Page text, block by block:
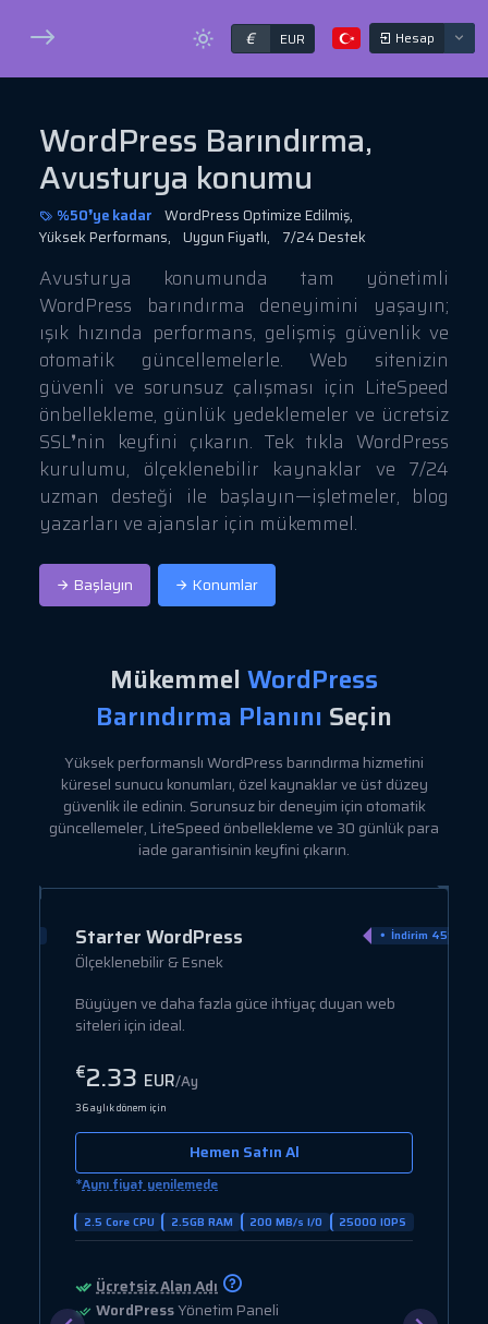
€ EUR Hesap
WordPress Barındırma,
Avusturya konumu
%50❜ye kadar WordPress Optimize Edilmiş,
Yüksek Performans,
Uygun Fiyatlı, 7/24 Destek
Avusturya konumunda tam yönetimli
WordPress barındırma deneyimini yaşayın;
ışık hızında performans, gelişmiş güvenlik ve
otomatik güncellemelerle. Web sitenizin
güvenli ve sorunsuz çalışması için LiteSpeed
önbellekleme, günlük yedeklemeler ve ücretsiz
SSL❜nin keyfini çıkarın. Tek tıkla WordPress
kurulumu, ölçeklenebilir kaynaklar ve 7/24
uzman desteği ile başlayın—işletmeler, blog
yazarları ve ajanslar için mükemmel.
Başlayın Konumlar
Mükemmel WordPress
Barındırma Planını Seçin
Yüksek performanslı WordPress barındırma hizmetini
küresel sunucu konumları, özel kaynaklar ve üst düzey
güvenlik ile edinin. Sorunsuz bir deneyim için otomatik
güncellemeler, LiteSpeed önbellekleme ve 30 günlük para
iade garantisinin keyfini çıkarın.
Starter WordPress
Ölçeklenebilir & Esnek
İndirim 45%
Büyüyen ve daha fazla güce ihtiyaç duyan web
siteleri için ideal.
€2.33 EUR/Ay
36 aylık dönem için
Hemen Satın Al
*Aynı fiyat yenilemede
2.5 Core CPU 2.5GB RAM 200 MB/s I/O 25000 IOPS
Ücretsiz Alan Adı
WordPressYönetim Paneli